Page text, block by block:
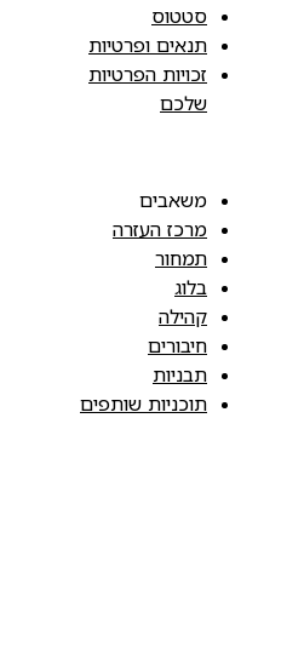
סטטוס
תנאים ופרטיות
זכויות הפרטיות
שלכם
משאבים
מרכז העזרה
תמחור
בלוג
קהילה
חיבורים
תבניות
תוכניות שותפים